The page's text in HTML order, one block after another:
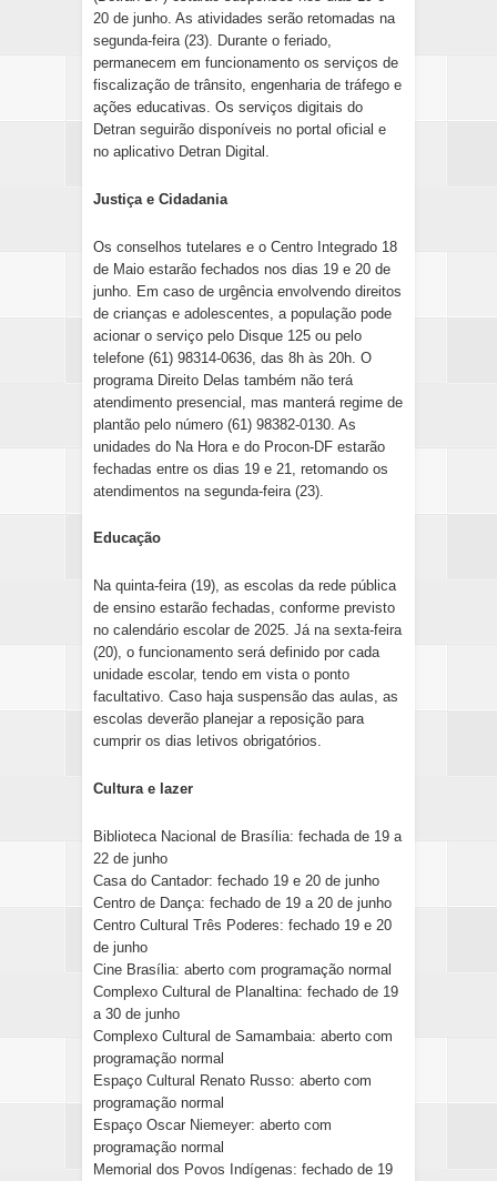
20 de junho. As atividades serão retomadas na
segunda-feira (23). Durante o feriado,
permanecem em funcionamento os serviços de
fiscalização de trânsito, engenharia de tráfego e
ações educativas. Os serviços digitais do
Detran seguirão disponíveis no portal oficial e
no aplicativo Detran Digital.
Justiça e Cidadania
Os conselhos tutelares e o Centro Integrado 18
de Maio estarão fechados nos dias 19 e 20 de
junho. Em caso de urgência envolvendo direitos
de crianças e adolescentes, a população pode
acionar o serviço pelo Disque 125 ou pelo
telefone (61) 98314-0636, das 8h às 20h. O
programa Direito Delas também não terá
atendimento presencial, mas manterá regime de
plantão pelo número (61) 98382-0130. As
unidades do Na Hora e do Procon-DF estarão
fechadas entre os dias 19 e 21, retomando os
atendimentos na segunda-feira (23).
Educação
Na quinta-feira (19), as escolas da rede pública
de ensino estarão fechadas, conforme previsto
no calendário escolar de 2025. Já na sexta-feira
(20), o funcionamento será definido por cada
unidade escolar, tendo em vista o ponto
facultativo. Caso haja suspensão das aulas, as
escolas deverão planejar a reposição para
cumprir os dias letivos obrigatórios.
Cultura e lazer
Biblioteca Nacional de Brasília: fechada de 19 a
22 de junho
Casa do Cantador: fechado 19 e 20 de junho
Centro de Dança: fechado de 19 a 20 de junho
Centro Cultural Três Poderes: fechado 19 e 20
de junho
Cine Brasília: aberto com programação normal
Complexo Cultural de Planaltina: fechado de 19
a 30 de junho
Complexo Cultural de Samambaia: aberto com
programação normal
Espaço Cultural Renato Russo: aberto com
programação normal
Espaço Oscar Niemeyer: aberto com
programação normal
Memorial dos Povos Indígenas: fechado de 19